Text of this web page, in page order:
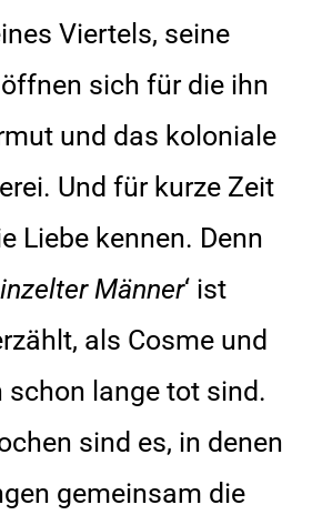
Viertels, seine
sich für die ihn
und das koloniale
Und für kurze Zeit
Liebe kennen. Denn
Männer‘ ist
als Cosme und
schon lange tot sind.
sind es, in denen
gemeinsam die